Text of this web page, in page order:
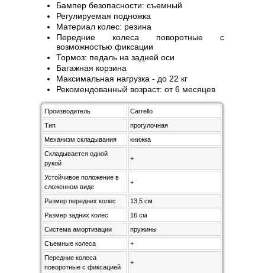
Бампер безопасности: съемный
Регулируемая подножка
Материал колес: резина
Передние колеса поворотные с
возможностью фиксации
Тормоз: педаль на задней оси
Багажная корзина
Максимальная нагрузка - до 22 кг
Рекомендованный возраст: от 6 месяцев
Производитель
Carrello
Тип
прогулочная
Механизм складывания
книжка
Складывается одной
рукой
+
Устойчивое положение в
сложенном виде
+
Размер передних колес
13,5 см
Размер задних колес
16 см
Система амортизации
пружины
Съемные колеса
+
Передние колеса
поворотные с фиксацией
+